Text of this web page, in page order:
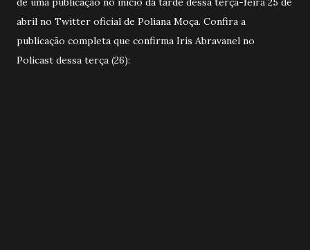
abril no Twitter oficial de Poliana Moça. Confira a
publicação completa que confirma Iris Abravanel no
Policast dessa terça (26):